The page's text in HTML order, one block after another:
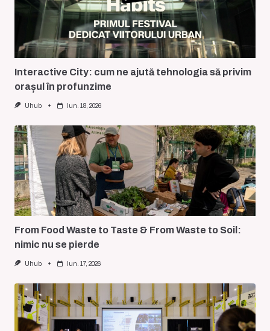
Interactive City: cum ne ajută tehnologia să privim
orașul în profunzime
Uhub Iun. 18, 2026
From Food Waste to Taste & From Waste to Soil:
nimic nu se pierde
Uhub Iun. 17, 2026